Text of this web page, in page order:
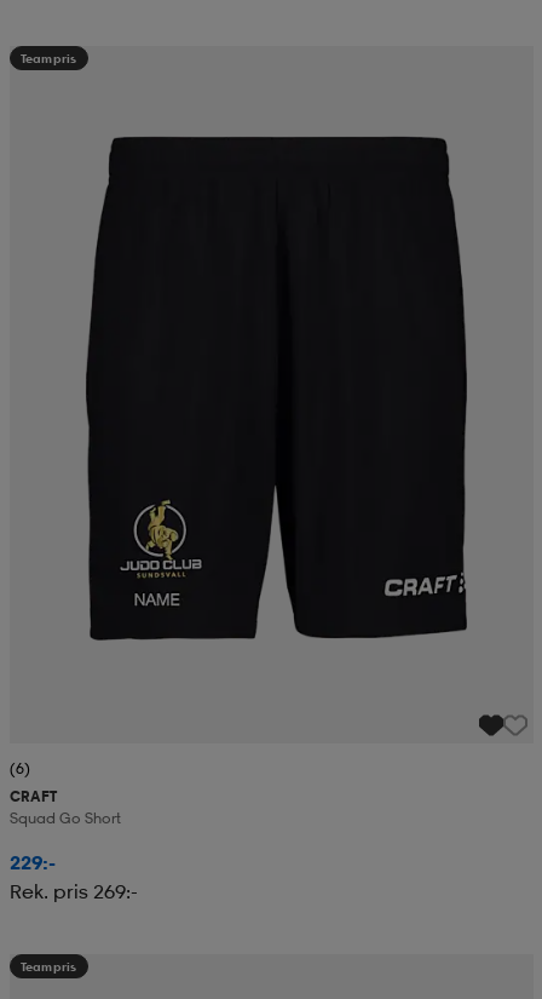
Teampris
(6)
CRAFT
Squad Go Short
229:-
Rek. pris 269:-
Teampris